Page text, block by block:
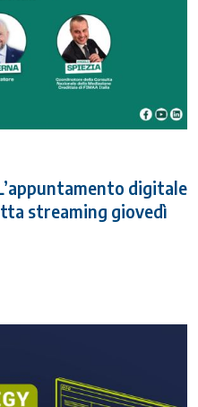
digitale
streaming giovedì